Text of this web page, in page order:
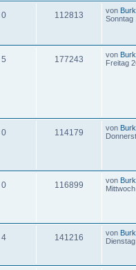
0 112813 von
Sonntag
5 177243 von
Freitag
0 114179 von
0 116899 von
4 141216 von